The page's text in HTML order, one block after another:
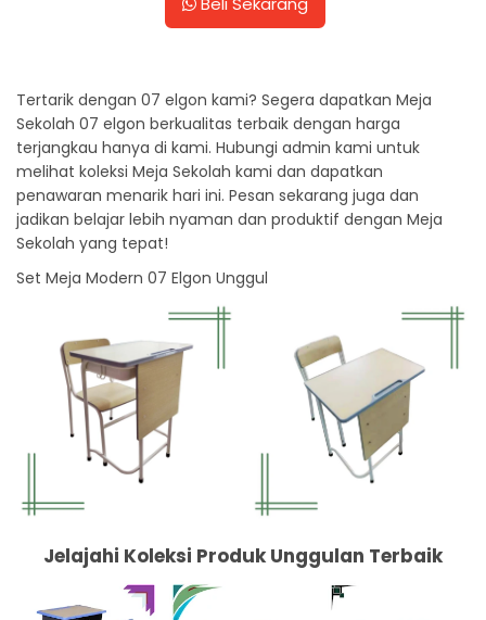
Tertarik dengan 07 elgon kami? Segera dapatkan Meja
Sekolah 07 elgon berkualitas terbaik dengan harga
terjangkau hanya di kami. Hubungi admin kami untuk
melihat koleksi Meja Sekolah kami dan dapatkan
penawaran menarik hari ini. Pesan sekarang juga dan
jadikan belajar lebih nyaman dan produktif dengan Meja
Sekolah yang tepat!
Set Meja Modern 07 Elgon Unggul
Jelajahi Koleksi Produk Unggulan Terbaik